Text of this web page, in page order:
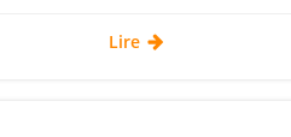
Lire